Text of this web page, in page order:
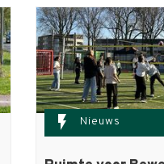
flash_on Nieuws